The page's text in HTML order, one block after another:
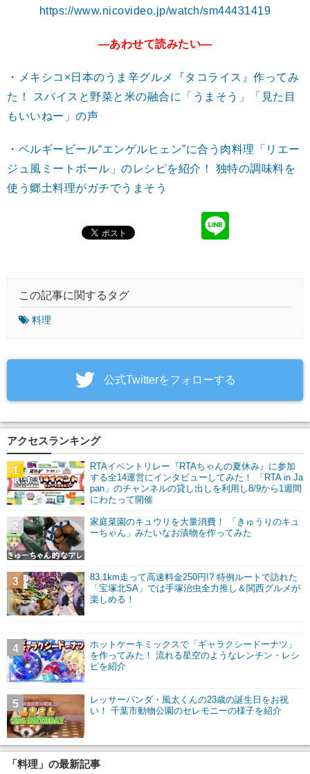
https://www.nicovideo.jp/watch/sm44431419
―あわせて読みたい―
・
メキシコ×日本のうま辛グルメ『タコライス』作ってみ
た！ スパイスと野菜と米の融合に「うまそう」「見た目
もいいねー」の声
・ ベルギービール“エンゲルヒェン”に合う肉料理「リエー
ジュ風ミートボール」のレシピを紹介！ 独特の調味料を
使う郷土料理がガチでうまそう
この記事に関するタグ
料理
‎公式Twitterをフォローする
アクセスランキング
RTAイベントリレー『RTAちゃんの夏休み』に参加
する全14運営にインタビューしてみた！ 「RTA in Ja
pan」のチャンネルの貸し出しを利用し8/9から1週間
にわたって開催
1
家庭菜園のキュウリを大量消費！ 「きゅうりのキュ
ーちゃん」みたいなお漬物を作ってみた
2
83.1km走って高速料金250円!? 特例ルートで訪れた
「宝塚北SA」では手塚治虫全力推し＆関西グルメが
楽しめる！
3
ホットケーキミックスで「ギャラクシードーナツ」
を作ってみた！ 流れる星空のようなレンチン・レシ
ピを紹介
4
レッサーパンダ・風太くんの23歳の誕生日をお祝
い！ 千葉市動物公園のセレモニーの様子を紹介
5
「料理」の最新記事